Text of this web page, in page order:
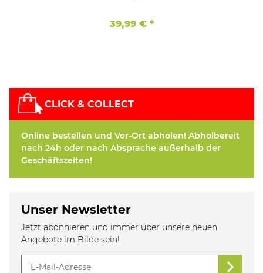
39,99 € *
CLICK & COLLECT
Online bestellen und Vor-Ort abholen! Abholbereit
nach 24h oder nach Absprache außerhalb der
Geschäftszeiten!
Unser Newsletter
Jetzt abonnieren und immer über unsere neuen
Angebote im Bilde sein!